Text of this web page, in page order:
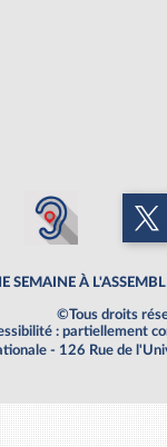
SEMAINE À
©Tous droits
: partiellement
- 126 Rue de